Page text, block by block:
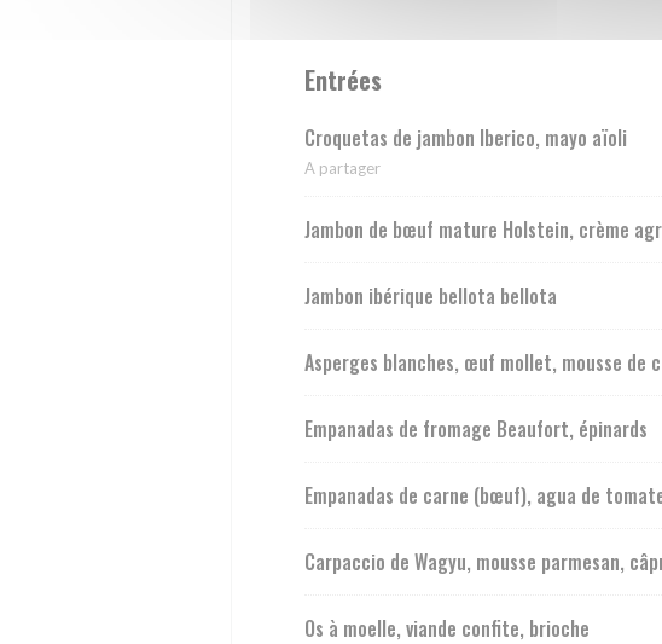
Entrées
Croquetas de jambon Iberico, mayo aïoli
A partager
Jambon de bœuf mature Holstein, crème
Jambon ibérique bellota bellota
Asperges blanches, œuf mollet, mousse de
Empanadas de fromage Beaufort, épinards
Empanadas de carne (bœuf), agua de
Carpaccio de Wagyu, mousse parmesan,
Os à moelle, viande confite, brioche